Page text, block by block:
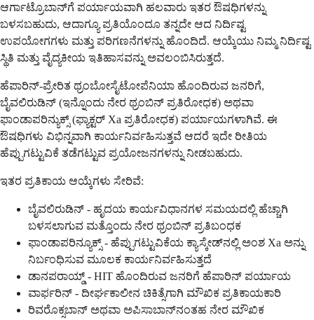
ಆರ್ಗಾಟ್ರೊಬಾನ್‌ಗೆ ಪರ್ಯಾಯವಾಗಿ ಹಲವಾರು ಇತರ ಔಷಧಿಗಳನ್ನು
ಬಳಸಬಹುದು, ಆದಾಗ್ಯೂ ಪ್ರತಿಯೊಂದೂ ತನ್ನದೇ ಆದ ನಿರ್ದಿಷ್ಟ
ಉಪಯೋಗಗಳು ಮತ್ತು ಪರಿಗಣನೆಗಳನ್ನು ಹೊಂದಿದೆ. ಆಯ್ಕೆಯು ನಿಮ್ಮ ನಿರ್ದಿಷ್ಟ
ಸ್ಥಿತಿ ಮತ್ತು ವೈದ್ಯಕೀಯ ಇತಿಹಾಸವನ್ನು ಅವಲಂಬಿಸಿರುತ್ತದೆ.
ಹೆಪಾರಿನ್-ಪ್ರೇರಿತ ಥ್ರಂಬೋಸೈಟೋಪೆನಿಯಾ ಹೊಂದಿರುವ ಜನರಿಗೆ,
ಬೈವಲಿರುಡಿನ್ (ಇನ್ನೊಂದು ನೇರ ಥ್ರಂಬಿನ್ ಪ್ರತಿರೋಧಕ) ಅಥವಾ
ಫಾಂಡಾಪರಿನ್ಯುಕ್ಸ್ (ಫ್ಯಾಕ್ಟರ್ Xa ಪ್ರತಿರೋಧಕ) ಪರ್ಯಾಯಗಳಾಗಿವೆ. ಈ
ಔಷಧಿಗಳು ವಿಭಿನ್ನವಾಗಿ ಕಾರ್ಯನಿರ್ವಹಿಸುತ್ತವೆ ಆದರೆ ಇದೇ ರೀತಿಯ
ಹೆಪ್ಪುಗಟ್ಟುವಿಕೆ ತಡೆಗಟ್ಟುವ ಪ್ರಯೋಜನಗಳನ್ನು ನೀಡಬಹುದು.
ಇತರ ಪ್ರತಿಕಾಯ ಆಯ್ಕೆಗಳು ಸೇರಿವೆ:
ಬೈವಲಿರುಡಿನ್ - ಹೃದಯ ಕಾರ್ಯವಿಧಾನಗಳ ಸಮಯದಲ್ಲಿ ಹೆಚ್ಚಾಗಿ
ಬಳಸಲಾಗುವ ಮತ್ತೊಂದು ನೇರ ಥ್ರಂಬಿನ್ ಪ್ರತಿಬಂಧಕ
ಫಾಂಡಾಪರಿನ್ಯೂಕ್ಸ್ - ಹೆಪ್ಪುಗಟ್ಟುವಿಕೆಯ ಕ್ಯಾಸ್ಕೇಡ್‌ನಲ್ಲಿ ಅಂಶ Xa ಅನ್ನು
ನಿರ್ಬಂಧಿಸುವ ಮೂಲಕ ಕಾರ್ಯನಿರ್ವಹಿಸುತ್ತದೆ
ಡಾನಪರಾಯ್ಡ್ - HIT ಹೊಂದಿರುವ ಜನರಿಗೆ ಹೆಪಾರಿನ್ ಪರ್ಯಾಯ
ವಾರ್ಫರಿನ್ - ದೀರ್ಘಕಾಲೀನ ಚಿಕಿತ್ಸೆಗಾಗಿ ಮೌಖಿಕ ಪ್ರತಿಕಾಯಕಾರಿ
ರಿವರೊಕ್ಸಬಾನ್ ಅಥವಾ ಅಪಿಸಾಬಾನ್‌ನಂತಹ ನೇರ ಮೌಖಿಕ